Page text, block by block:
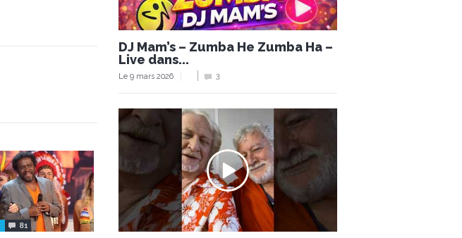
81
DJ Mam’s – Zumba He Zumba Ha –
Live dans...
Le 9 mars 2026 3